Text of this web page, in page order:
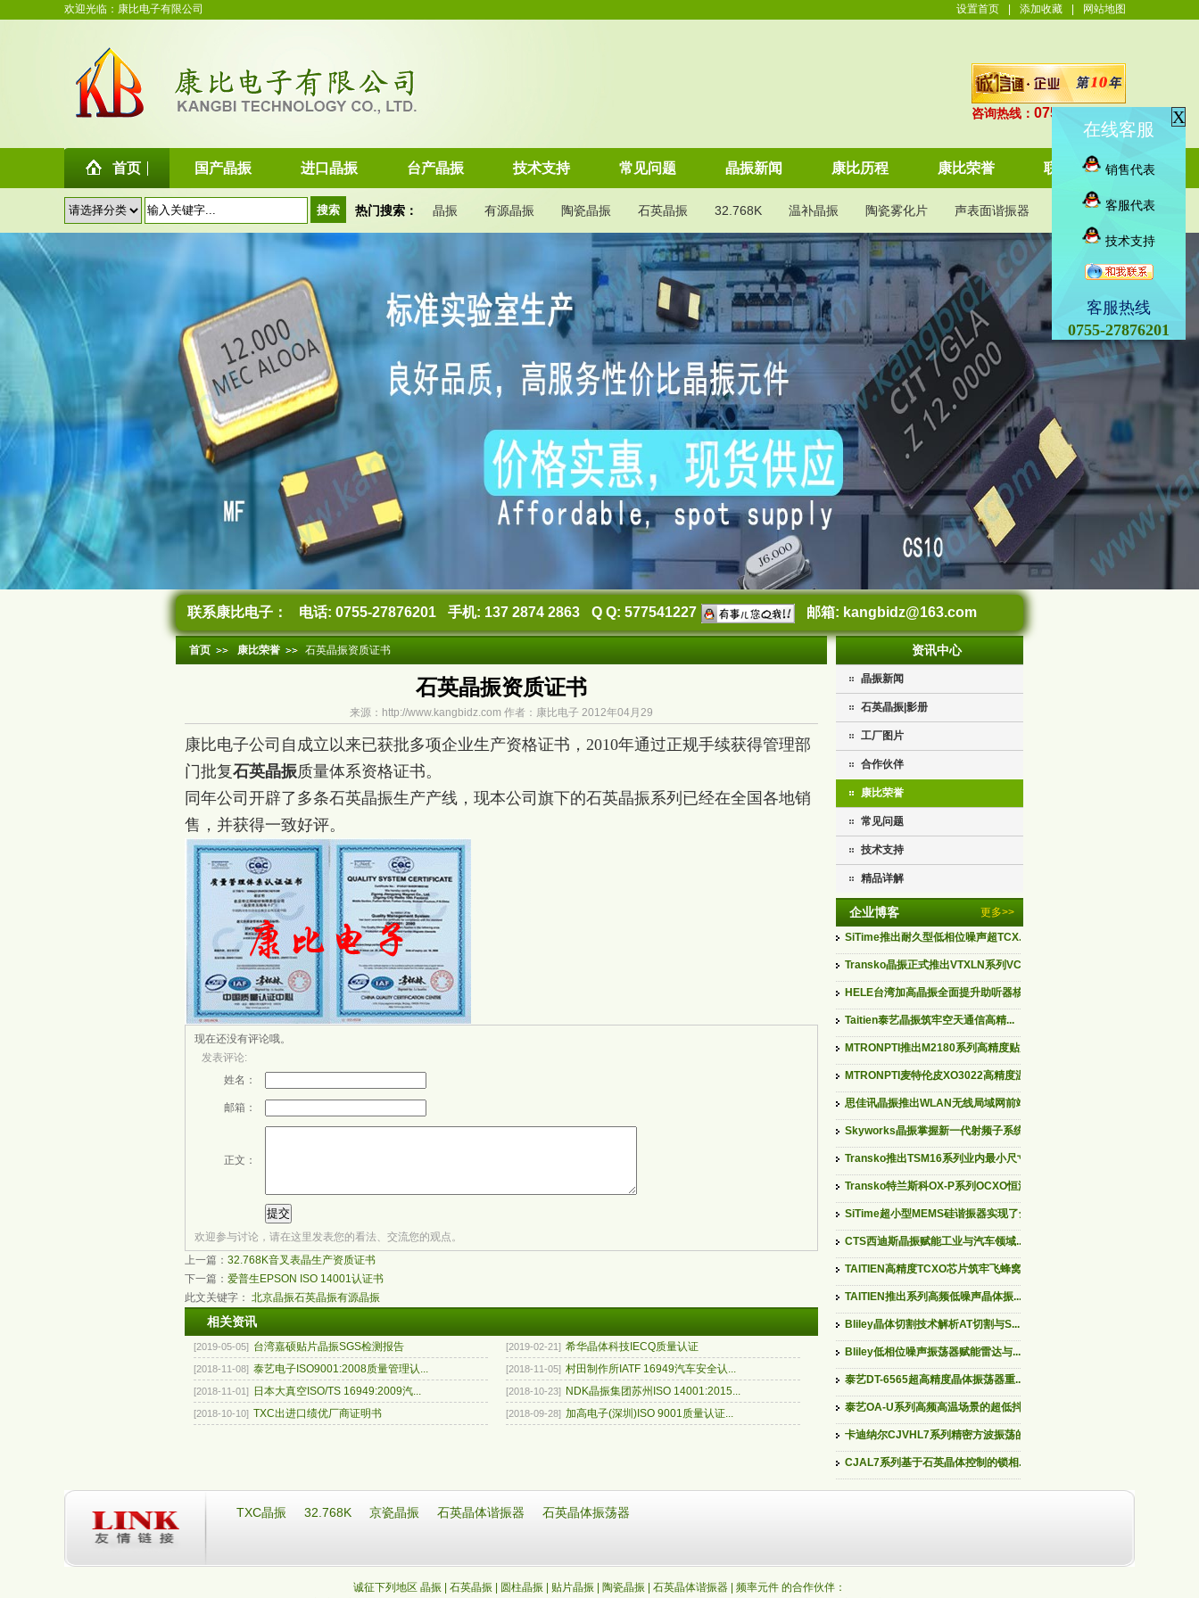
欢迎光临：康比电子有限公司 设置首页 添加收藏 网站地图
咨询热线： 0755-27876201
首页 国产晶振 进口晶振 台产晶振 技术支持 常见问题 晶振新闻 康比历程 康比荣誉 联系康比
热门搜索： 晶振 有源晶振 陶瓷晶振 石英晶振 32.768K 温补晶振 陶瓷雾化片 声表面谐振器 KDS晶振
联系康比电子： 电话: 0755-27876201 手机: 137 2874 2863 Q Q: 577541227 邮箱: kangbidz@163.com
资讯中心
晶振新闻
石英晶振|影册
工厂图片
合作伙伴
康比荣誉
常见问题
技术支持
精品详解
企业博客
更多>>
SiTime推出耐久型低相位噪声超TCX...
Transko晶振正式推出VTXLN系列VCT...
HELE台湾加高晶振全面提升助听器核...
Taitien泰艺晶振筑牢空天通信高精...
MTRONPTI推出M2180系列高精度贴片...
MTRONPTI麦特伦皮XO3022高精度温补...
思佳讯晶振推出WLAN无线局域网前端...
Skyworks晶振掌握新一代射频子系统...
Transko推出TSM16系列业内最小尺寸...
Transko特兰斯科OX-P系列OCXO恒温...
SiTime超小型MEMS硅谐振器实现了全...
CTS西迪斯晶振赋能工业与汽车领域...
TAITIEN高精度TCXO芯片筑牢飞蜂窝...
TAITIEN推出系列高频低噪声晶体振...
Bliley晶体切割技术解析AT切割与S...
Bliley低相位噪声振荡器赋能雷达与...
泰艺DT-6565超高精度晶体振荡器重...
泰艺OA-U系列高频高温场景的超低抖...
卡迪纳尔CJVHL7系列精密方波振荡的...
CJAL7系列基于石英晶体控制的锁相...
首页 康比荣誉 石英晶振资质证书
石英晶振资质证书
来源：http://www.kangbidz.com 作者：康比电子 2012年04月29
康比电子公司自成立以来已获批多项企业生产资格证书，2010年通过正规手续获得管理部
门批复石英晶振质量体系资格证书。
同年公司开辟了多条石英晶振生产产线，现本公司旗下的石英晶振系列已经在全国各地销
售，并获得一致好评。
现在还没有评论哦。
发表评论:
姓名：
邮箱：
正文：
欢迎参与讨论，请在这里发表您的看法、交流您的观点。
上一篇： 32.768K音叉表晶生产资质证书
下一篇： 爱普生EPSON ISO 14001认证书
此文关键字： 北京晶振石英晶振有源晶振
相关资讯
[2019-05-05] 台湾嘉硕贴片晶振SGS检测报告 [2019-02-21] 希华晶体科技IECQ质量认证
[2018-11-08] 泰艺电子ISO9001:2008质量管理认... [2018-11-05] 村田制作所IATF 16949汽车安全认...
[2018-11-01] 日本大真空ISO/TS 16949:2009汽... [2018-10-23] NDK晶振集团苏州ISO 14001:2015...
[2018-10-10] TXC出进口绩优厂商证明书 [2018-09-28] 加高电子(深圳)ISO 9001质量认证...
TXC晶振 32.768K 京瓷晶振 石英晶体谐振器 石英晶体振荡器
诚征下列地区 晶振 | 石英晶振 | 圆柱晶振 | 贴片晶振 | 陶瓷晶振 | 石英晶体谐振器 | 频率元件 的合作伙伴：
在线客服
X
销售代表
客服代表
技术支持
客服热线
0755-27876201